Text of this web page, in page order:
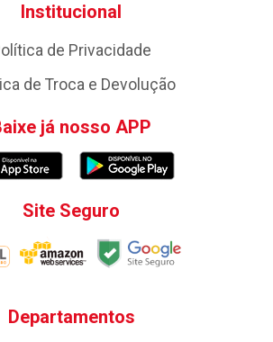
Institucional
de Privacidade
de Troca e Devolução
já nosso APP
Site Seguro
Departamentos